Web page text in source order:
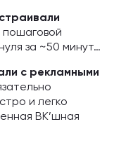
пошаговой
за ~50 минут…
с рекламными
и легко
ВК’шная